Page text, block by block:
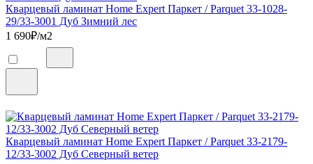
Кварцевый ламинат Home Expert Паркет / Parquet 33-1028-
29/33-3001 Дуб Зимний лес
1 690₽/м2
Кварцевый ламинат Home Expert Паркет / Parquet 33-2179-
12/33-3002 Дуб Северный ветер